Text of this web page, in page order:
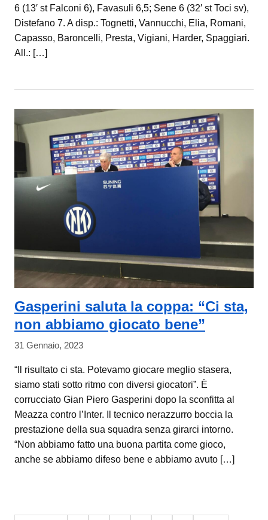
6 (13′ st Falconi 6), Favasuli 6,5; Sene 6 (32′ st Toci sv),
Distefano 7. A disp.: Tognetti, Vannucchi, Elia, Romani,
Capasso, Baroncelli, Presta, Vigiani, Harder, Spaggiari.
All.: […]
Gasperini saluta la coppa: “Ci sta,
non abbiamo giocato bene”
31 Gennaio, 2023
“Il risultato ci sta. Potevamo giocare meglio stasera,
siamo stati sotto ritmo con diversi giocatori”. È
corrucciato Gian Piero Gasperini dopo la sconfitta al
Meazza contro l’Inter. Il tecnico nerazzurro boccia la
prestazione della sua squadra senza girarci intorno.
“Non abbiamo fatto una buona partita come gioco,
anche se abbiamo difeso bene e abbiamo avuto […]